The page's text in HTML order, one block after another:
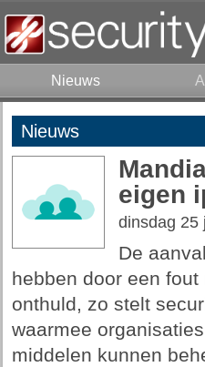
Nieuws
Nieuws
eigen
dinsdag 25
De
hebben door een
onthuld, zo stelt
waarmee
middelen kunnen